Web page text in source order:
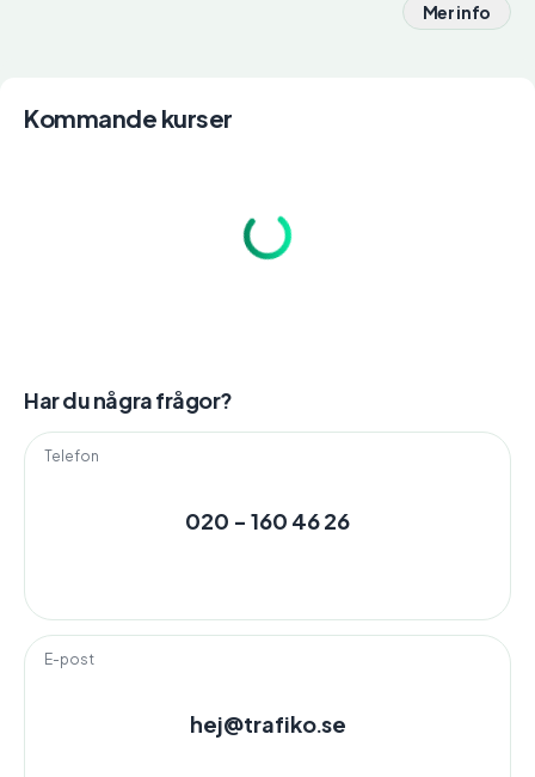
Mer info
Kommande kurser
Har du några frågor?
Telefon
020 - 160 46 26
E-post
hej@trafiko.se